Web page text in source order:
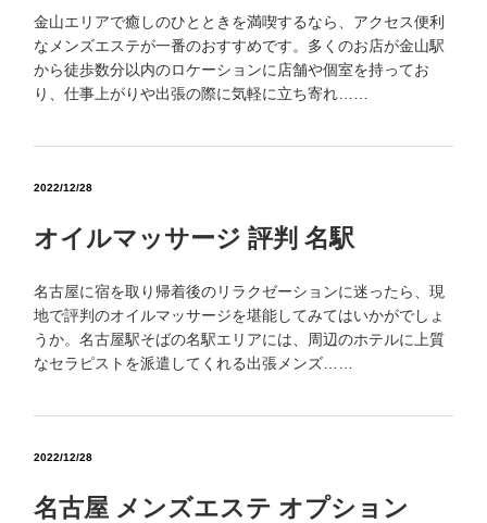
金山エリアで癒しのひとときを満喫するなら、アクセス便利
なメンズエステが一番のおすすめです。多くのお店が金山駅
から徒歩数分以内のロケーションに店舗や個室を持ってお
り、仕事上がりや出張の際に気軽に立ち寄れ……
2022/12/28
オイルマッサージ 評判 名駅
名古屋に宿を取り帰着後のリラクゼーションに迷ったら、現
地で評判のオイルマッサージを堪能してみてはいかがでしょ
うか。名古屋駅そばの名駅エリアには、周辺のホテルに上質
なセラピストを派遣してくれる出張メンズ……
2022/12/28
名古屋 メンズエステ オプション